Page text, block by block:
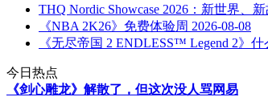
THQ Nordic Showcase 2026：新世界、
《NBA 2K26》免费体验周 2026-08-08
《无尽帝国 2 ENDLESS™ Legend 2》
今日热点
《剑心雕龙》解散了，但这次没人骂网易